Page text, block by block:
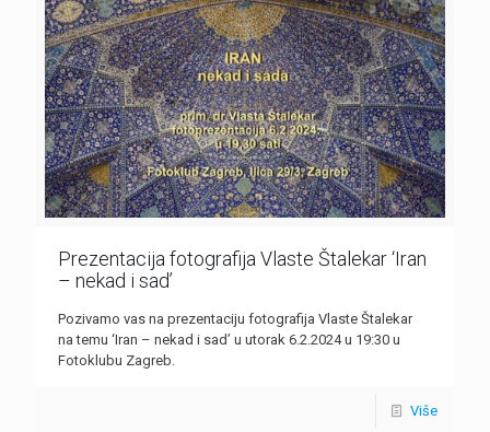
Prezentacija fotografija Vlaste Štalekar ‘Iran
– nekad i sad’
Pozivamo vas na prezentaciju fotografija Vlaste Štalekar
na temu ‘Iran – nekad i sad’ u utorak 6.2.2024 u 19:30 u
Fotoklubu Zagreb.
Više